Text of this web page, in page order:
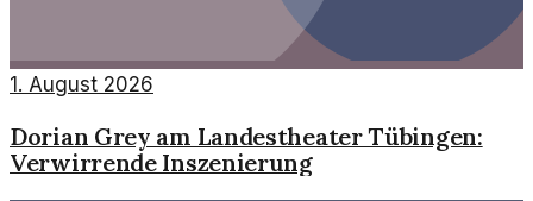
1. August 2026
Dorian Grey am Landestheater Tübingen:
Verwirrende Inszenierung